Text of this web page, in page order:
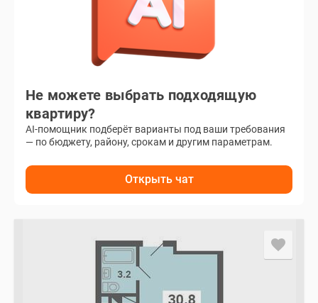
Не можете выбрать подходящую
квартиру?
AI-помощник подберёт варианты под ваши требования
— по бюджету, району, срокам и другим параметрам.
Открыть чат